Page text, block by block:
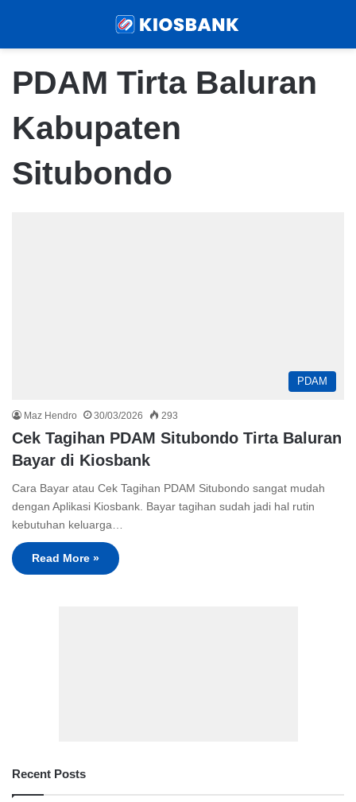
PDAM Tirta Baluran
Kabupaten
Situbondo
PDAM
Maz Hendro 30/03/2026 293
Cek Tagihan PDAM Situbondo Tirta Baluran
Bayar di Kiosbank
Cara Bayar atau Cek Tagihan PDAM Situbondo sangat mudah
dengan Aplikasi Kiosbank. Bayar tagihan sudah jadi hal rutin
kebutuhan keluarga…
Read More »
Recent Posts